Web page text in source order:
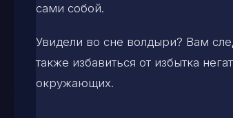
сами собой.
Увидели во сне волдыри? Вам
также избавиться от избытка
окружающих.